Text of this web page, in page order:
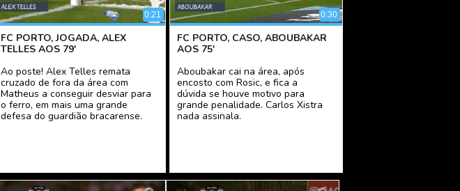
0:21
FC PORTO, JOGADA, ALEX
TELLES AOS 79'
Ao poste! Alex Telles remata
cruzado de fora da área com
Matheus a conseguir desviar para
o ferro, em mais uma grande
defesa do guardião bracarense.
0:30
FC PORTO, CASO, ABOUBAKAR
AOS 75'
Aboubakar cai na área, após
encosto com Rosic, e fica a
dúvida se houve motivo para
grande penalidade. Carlos Xistra
nada assinala.